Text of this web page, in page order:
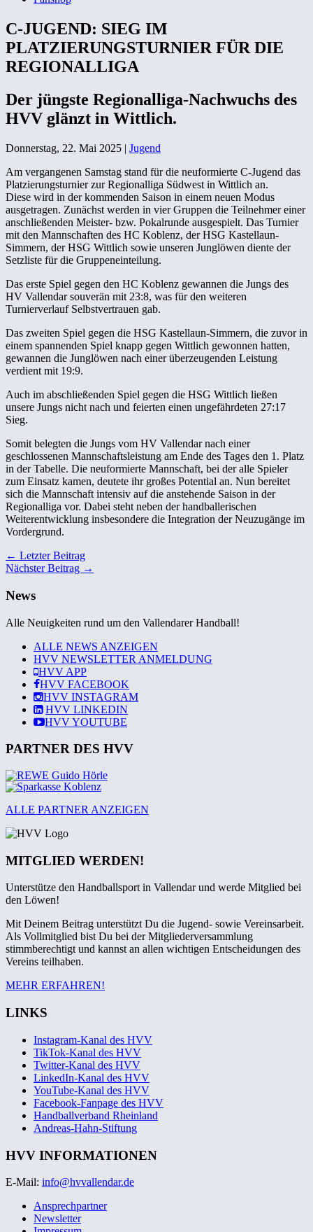
C-JUGEND: SIEG IM
PLATZIERUNGSTURNIER FÜR DIE
REGIONALLIGA
Der jüngste Regionalliga-Nachwuchs des
HVV glänzt in Wittlich.
Donnerstag, 22. Mai 2025 | Jugend
Am vergangenen Samstag stand für die neuformierte C-Jugend das
Platzierungsturnier zur Regionalliga Südwest in Wittlich an.
Diese wird in der kommenden Saison in einem neuen Modus
ausgetragen. Zunächst werden in vier Gruppen die Teilnehmer einer
anschließenden Meister- bzw. Pokalrunde ausgespielt. Das Turnier
mit den Mannschaften des HC Koblenz, der HSG Kastellaun-
Simmern, der HSG Wittlich sowie unseren Junglöwen diente der
Setzliste für die Gruppeneinteilung.
Das erste Spiel gegen den HC Koblenz gewannen die Jungs des
HV Vallendar souverän mit 23:8, was für den weiteren
Turnierverlauf Selbstvertrauen gab.
Das zweiten Spiel gegen die HSG Kastellaun-Simmern, die zuvor in
einem spannenden Spiel knapp gegen Wittlich gewonnen hatten,
gewannen die Junglöwen nach einer überzeugenden Leistung
verdient mit 19:9.
Auch im abschließenden Spiel gegen die HSG Wittlich ließen
unsere Jungs nicht nach und feierten einen ungefährdeten 27:17
Sieg.
Somit belegten die Jungs vom HV Vallendar nach einer
geschlossenen Mannschaftsleistung am Ende des Tages den 1. Platz
in der Tabelle. Die neuformierte Mannschaft, bei der alle Spieler
zum Einsatz kamen, deutete ihr großes Potential an. Nun bereitet
sich die Mannschaft intensiv auf die anstehende Saison in der
Regionalliga vor. Dabei steht neben der handballerischen
Weiterentwicklung insbesondere die Integration der Neuzugänge im
Vordergrund.
← Letzter Beitrag
Nächster Beitrag →
News
Alle Neuigkeiten rund um den Vallendarer Handball!
ALLE NEWS ANZEIGEN
HVV NEWSLETTER ANMELDUNG
HVV APP
HVV FACEBOOK
HVV INSTAGRAM
HVV LINKEDIN
HVVYOUTUBE
PARTNER DES HVV
ALLE PARTNER ANZEIGEN
MITGLIED WERDEN!
Unterstütze den Handballsport in Vallendar und werde Mitglied bei
den Löwen!
Mit Deinem Beitrag unterstützt Du die Jugend- sowie Vereinsarbeit.
Als Vollmitglied bist Du bei der Mitgliederversammlung
stimmberechtigt und kannst an allen wichtigen Entscheidungen des
Vereins teilhaben.
MEHR ERFAHREN!
LINKS
Instagram-Kanal des HVV
TikTok-Kanal des HVV
Twitter-Kanal des HVV
LinkedIn-Kanal des HVV
YouTube-Kanal des HVV
Facebook-Fanpage des HVV
Handballverband Rheinland
Andreas-Hahn-Stiftung
HVV INFORMATIONEN
E-Mail: info@hvvallendar.de
Ansprechpartner
Newsletter